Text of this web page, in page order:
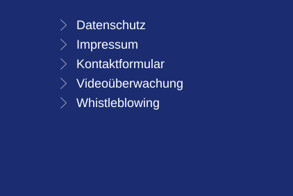
Datenschutz
Impressum
Kontaktformular
Videoüberwachung
Whistleblowing